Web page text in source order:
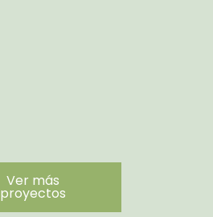
Ver más
proyectos